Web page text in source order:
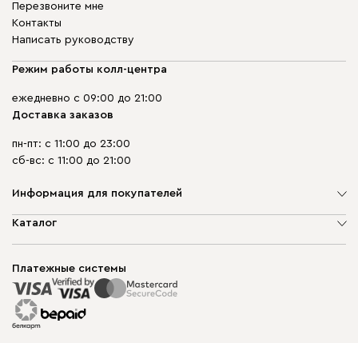
Перезвоните мне
Контакты
Написать руководству
Режим работы колл-центра
ежедневно с 09:00 до 21:00
Доставка заказов
пн-пт: с 11:00 до 23:00
сб-вс: с 11:00 до 21:00
Информация для покупателей
О компании
Способы оплаты
Рассрочка и кредит
Гарантия
Карта сайта
Каталог
Корпусная мебель
Распродажа мебели
Платежные системы